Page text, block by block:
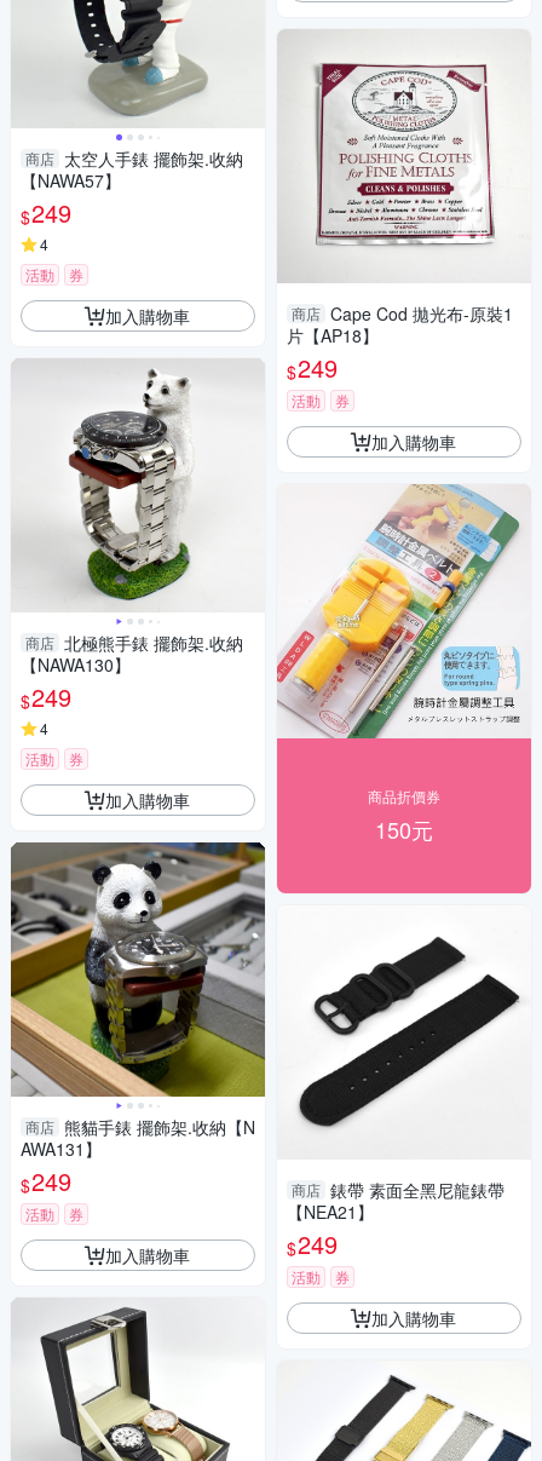
商店 太空人手錶 擺飾架.收納
【NAWA57】
$249
4
活動
券
加入購物車
商店 北極熊手錶 擺飾架.收納
【NAWA130】
$249
4
活動
券
加入購物車
商店 熊貓手錶 擺飾架.收納【N
AWA131】
$249
活動 券
加入購物車
商店 Cape Cod 拋光布-原裝1
片【AP18】
$249
活動 券
加入購物車
商品折價券
150元
商店 錶帶 素面全黑尼龍錶帶
【NEA21】
$249
活動 券
加入購物車